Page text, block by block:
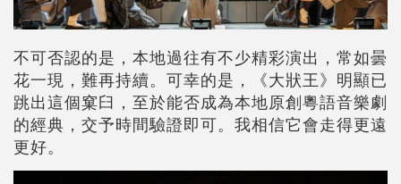
不可否認的是，本地過往有不少精彩演出，常如曇
花一現，難再持續。可幸的是，《大狀王》明顯已
跳出這個窠臼，至於能否成為本地原創粵語音樂劇
的經典，交予時間驗證即可。我相信它會走得更遠
更好。